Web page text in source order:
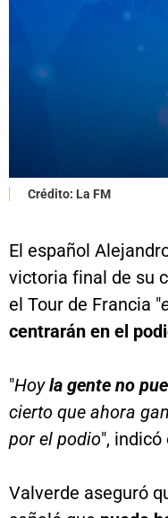
Crédito: La FM
El español
victoria final de su
el Tour de Francia "
centrarán en el
"Hoyla gente no
cierto que ahora
por el podio", indicó
Valverde aseguró